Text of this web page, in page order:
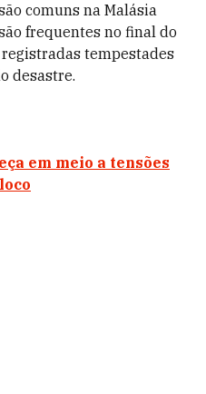
comuns na Malásia
frequentes no final do
tempestades
desastre.
em meio a tensões